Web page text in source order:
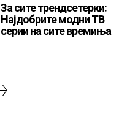
За сите трендсетерки:
Најдобрите модни ТВ
серии на сите времиња